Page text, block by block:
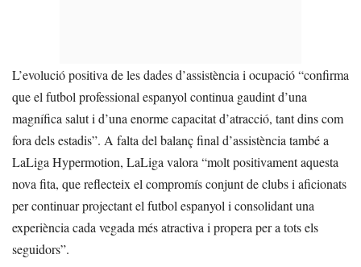
L’evolució positiva de les dades d’assistència i ocupació “confirma
que el futbol professional espanyol continua gaudint d’una
magnífica salut i d’una enorme capacitat d’atracció, tant dins com
fora dels estadis”. A falta del balanç final d’assistència també a
LaLiga Hypermotion, LaLiga valora “molt positivament aquesta
nova fita, que reflecteix el compromís conjunt de clubs i aficionats
per continuar projectant el futbol espanyol i consolidant una
experiència cada vegada més atractiva i propera per a tots els
seguidors”.